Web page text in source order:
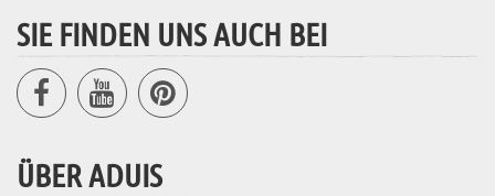
SIE FINDEN UNS AUCH BEI
ÜBER ADUIS